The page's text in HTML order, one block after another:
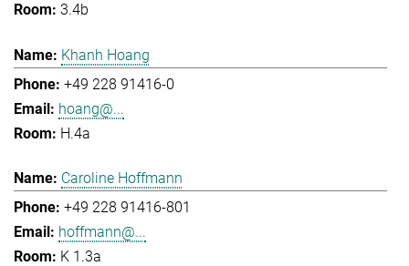
3.4b
Khanh Hoang
+49 228 91416-0
hoang@...
H.4a
Caroline Hoffmann
+49 228 91416-801
hoffmann@...
K 1.3a